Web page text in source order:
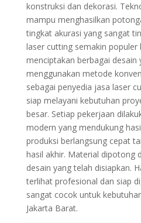
konstruksi dan dekorasi.
mampu menghasilkan
tingkat akurasi yang sangat
laser cutting semakin populer
menciptakan berbagai desain
menggunakan metode
sebagai penyedia jasa laser
siap melayani kebutuhan
besar. Setiap pekerjaan
modern yang mendukung
produksi berlangsung cepat
hasil akhir. Material dipotong
desain yang telah disiapkan.
terlihat profesional dan siap
sangat cocok untuk
Jakarta Barat.